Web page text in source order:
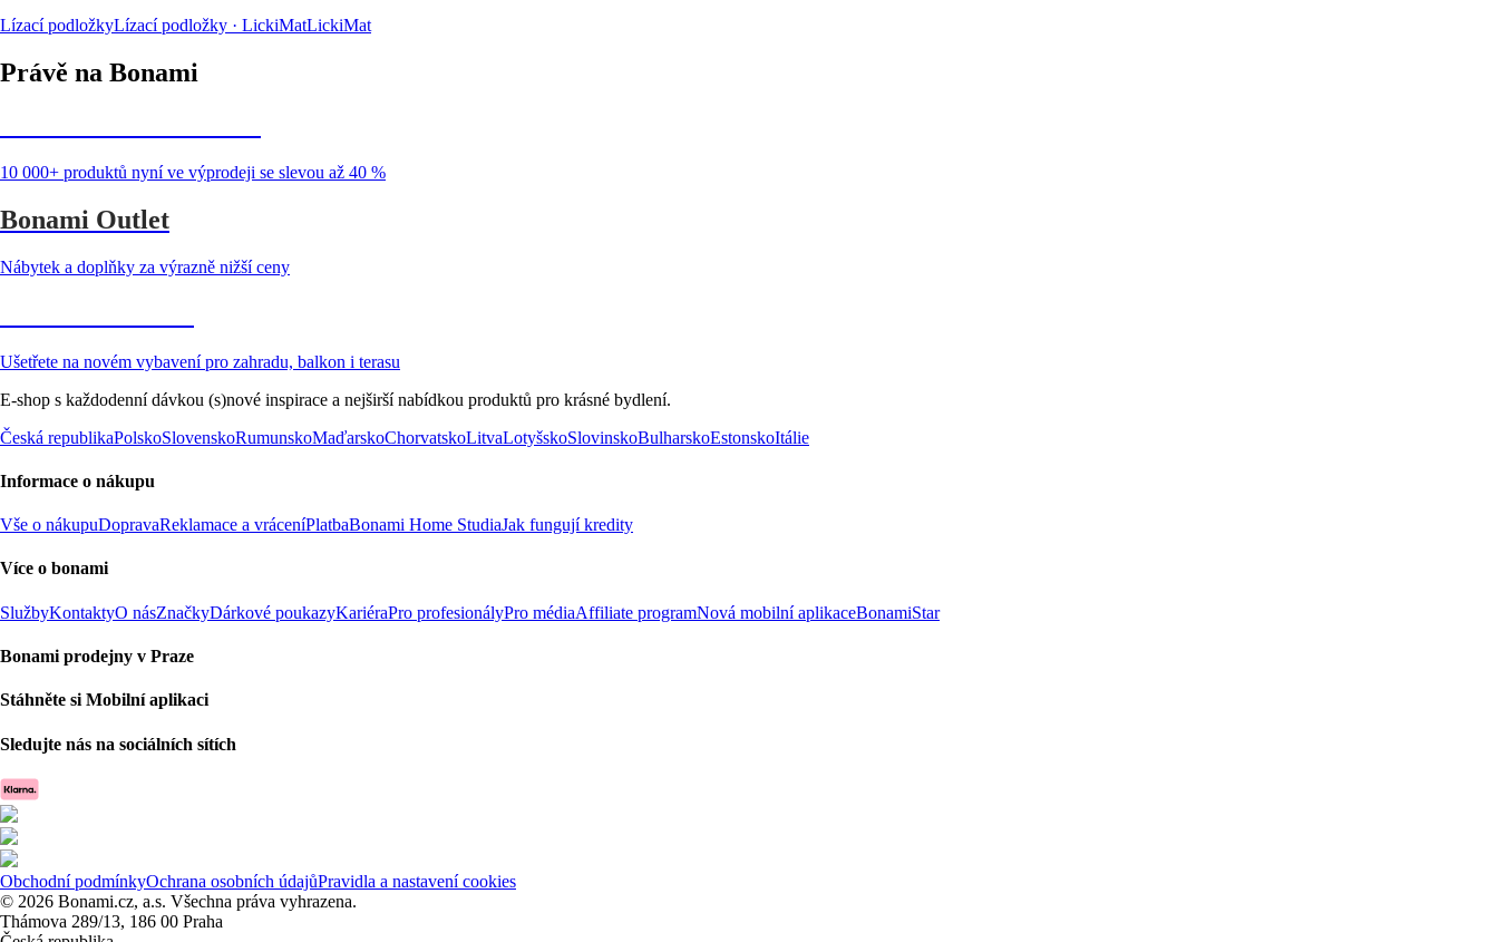
Lízací podložkyLízací podložky · LickiMatLickiMat
Právě na Bonami
10 000+ produktů nyní ve výprodeji se slevou až 40 %
Bonami Outlet
Nábytek a doplňky za výrazně nižší ceny
Ušetřete na novém vybavení pro zahradu, balkon i terasu
E-shop s každodenní dávkou (s)nové inspirace a nejširší nabídkou produktů pro krásné bydlení.
Česká republikaPolskoSlovenskoRumunskoMaďarskoChorvatskoLitvaLotyšskoSlovinskoBulharskoEstonskoItálie
Informace o nákupu
Vše o nákupuDopravaReklamace a vráceníPlatbaBonami Home StudiaJak fungují kredity
Více o bonami
SlužbyKontaktyO násZnačkyDárkové poukazyKariéraPro profesionályPro médiaAffiliate programNová mobilní aplikaceBonamiStar
Bonami prodejny v Praze
Stáhněte si Mobilní aplikaci
Sledujte nás na sociálních sítích
Obchodní podmínkyOchrana osobních údajůPravidla a nastavení cookies
© 2026 Bonami.cz, a.s. Všechna práva vyhrazena.
Thámova 289/13, 186 00 Praha